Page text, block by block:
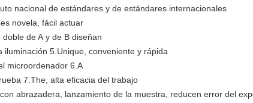
nacional de estándares y de estándares internacionales
novela, fácil actuar
de A y de B diseñan
iluminación 5.Unique, conveniente y rápida
microordenador 6.A
7.The, alta eficacia del trabajo
abrazadera, lanzamiento de la muestra, reducen error del